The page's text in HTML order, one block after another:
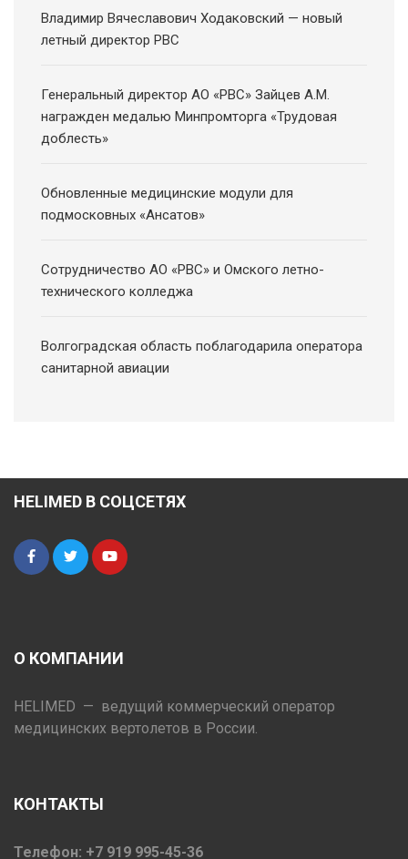
Владимир Вячеславович Ходаковский — новый
летный директор РВС
Генеральный директор АО «РВС» Зайцев А.М.
награжден медалью Минпромторга «Трудовая
доблесть»
Обновленные медицинские модули для
подмосковных «Ансатов»
Сотрудничество АО «РВС» и Омского летно-
технического колледжа
Волгоградская область поблагодарила оператора
санитарной авиации
HELIMED В СОЦСЕТЯХ
О КОМПАНИИ
HELIMED — ведущий коммерческий оператор
медицинских вертолетов в России.
КОНТАКТЫ
Телефон: +7 919 995-45-36